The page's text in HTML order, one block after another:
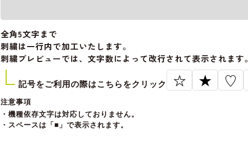
全角5文字 まで
刺繍は一行内で加工いたします。
刺繍プレビューでは、文字数によって改行されて表示されます。
記号をご利用の際はこちらをクリック ☆ ★ ♡
注意事項
・機種依存文字は対応しておりません。
・スペースは「■」で表示されます。